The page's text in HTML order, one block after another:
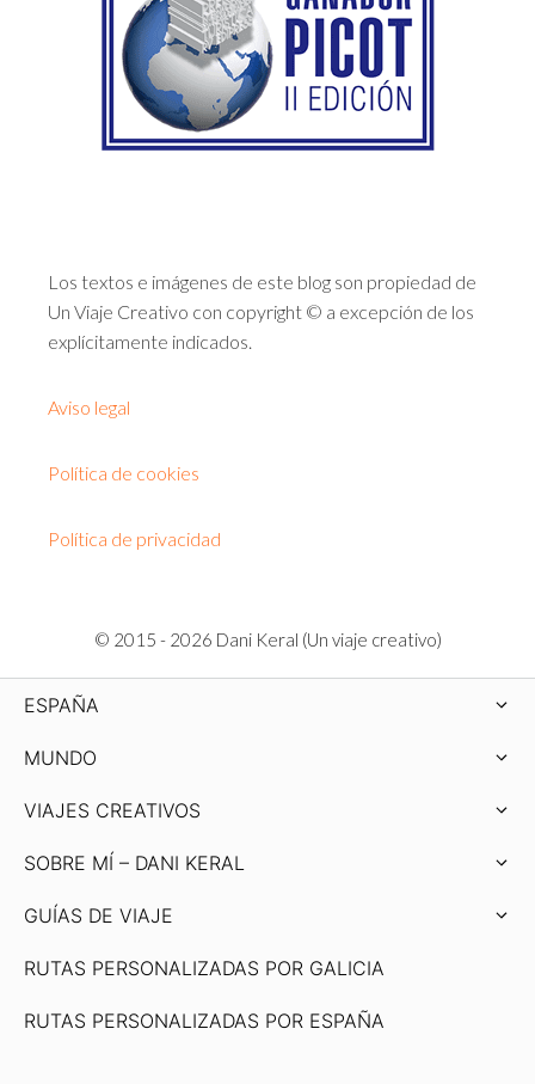
Los textos e imágenes de este blog son propiedad de
Un Viaje Creativo con copyright © a excepción de los
explícitamente indicados.
Aviso legal
Política de cookies
Política de privacidad
© 2015 - 2026 Dani Keral (Un viaje creativo)
ESPAÑA
MUNDO
VIAJES CREATIVOS
SOBRE MÍ – DANI KERAL
GUÍAS DE VIAJE
RUTAS PERSONALIZADAS POR GALICIA
RUTAS PERSONALIZADAS POR ESPAÑA